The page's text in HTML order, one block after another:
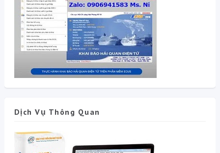
Dịch Vụ Thông Quan